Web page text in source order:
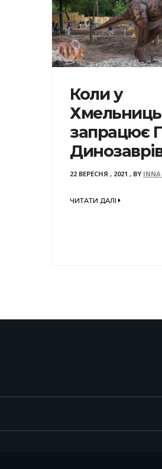
Коли у
запрацює
22 ВЕРЕСНЯ , 2021 , BY
ЧИТАТИ ДАЛІ